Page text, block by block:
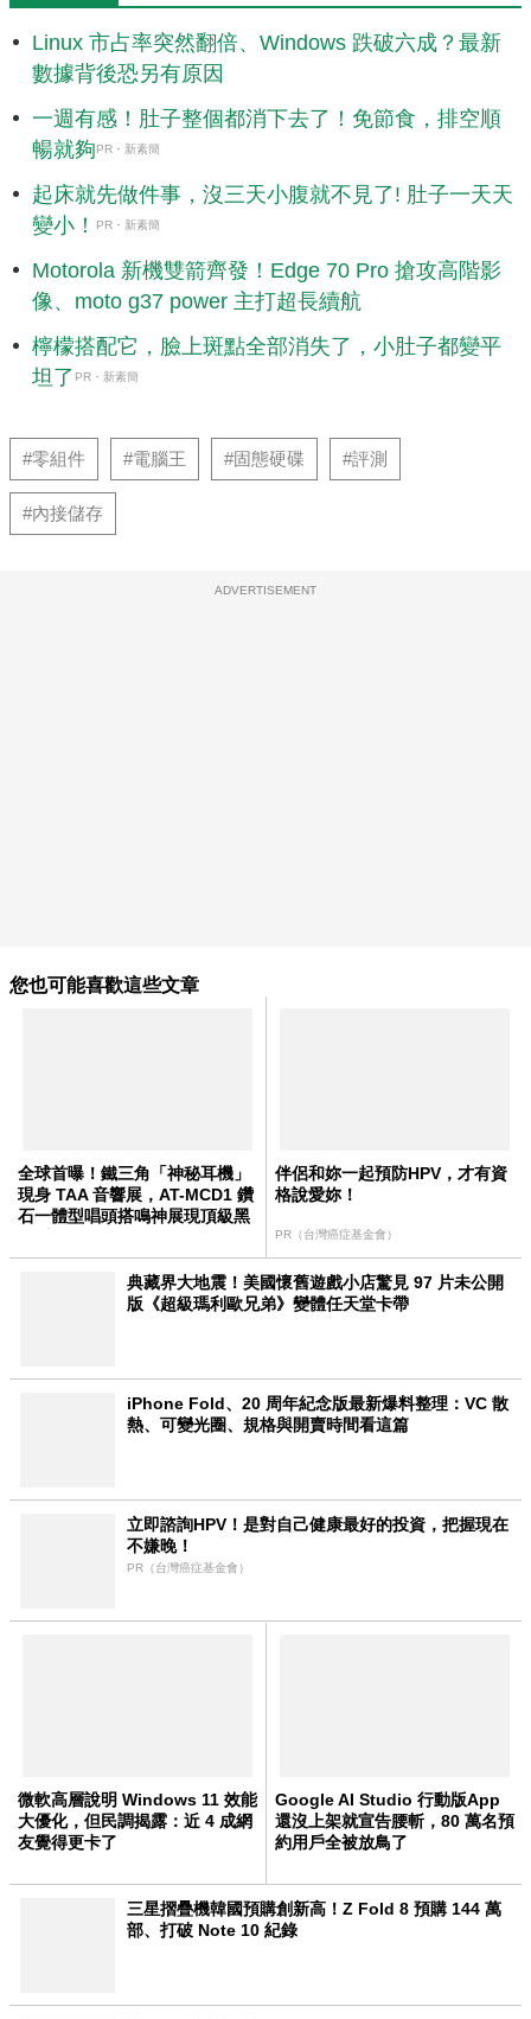
Linux 市占率突然翻倍、Windows 跌破六成？最新
數據背後恐另有原因
一週有感！肚子整個都消下去了！免節食，排空順
暢就夠PR・新素簡
起床就先做件事，沒三天小腹就不見了! 肚子一天天
變小！
PR・新素簡
Motorola 新機雙箭齊發！Edge 70 Pro 搶攻高階影
像、moto g37 power 主打超長續航
檸檬搭配它，臉上斑點全部消失了，小肚子都變平
坦了 PR・新素簡
#零組件 #電腦王 #固態硬碟 #評測
#內接儲存
ADVERTISEMENT
您也可能喜歡這些文章
全球首曝！鐵三角「神秘耳機」
現身 TAA 音響展，AT-MCD1 鑽
石一體型唱頭搭鳴神展現頂級黑
伴侶和妳一起預防HPV，才有資
格說愛妳！
PR（台灣癌症基金會）
典藏界大地震！美國懷舊遊戲小店驚見 97 片未公開
版《超級瑪利歐兄弟》變體任天堂卡帶
iPhone Fold、20 周年紀念版最新爆料整理：VC 散
熱、可變光圈、規格與開賣時間看這篇
立即諮詢HPV！是對自己健康最好的投資，把握現在
不嫌晚！
PR（台灣癌症基金會）
微軟高層說明 Windows 11 效能
大優化，但民調揭露：近 4 成網
友覺得更卡了
Google AI Studio 行動版App
還沒上架就宣告腰斬，80 萬名預
約用戶全被放鳥了
三星摺疊機韓國預購創新高！Z Fold 8 預購 144 萬
部、打破 Note 10 紀錄